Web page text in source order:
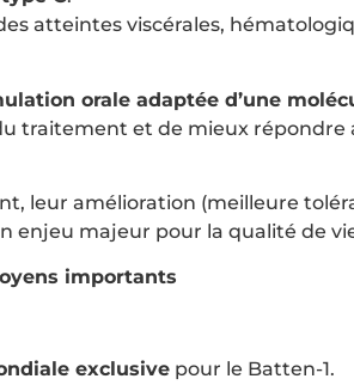
atteintes viscérales,
orale adaptée d’une
traitement et de mieux répondre
leur amélioration (meilleure
enjeu majeur pour la qualité de
importants
exclusive pour le Batten-1.